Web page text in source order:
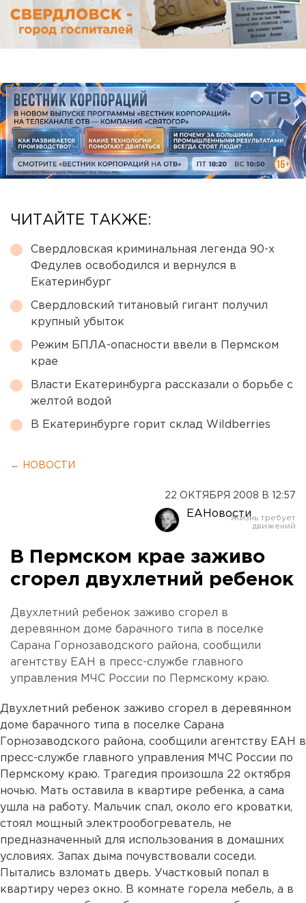
ЧИТАЙТЕ ТАКЖЕ:
Свердловская криминальная легенда 90-х
Федулев освободился и вернулся в
Екатеринбург
Свердловский титановый гигант получил
крупный убыток
Режим БПЛА-опасности ввели в Пермском
крае
Власти Екатеринбурга рассказали о борьбе с
желтой водой
В Екатеринбурге горит склад Wildberries
← НОВОСТИ
22 ОКТЯБРЯ 2008 В 12:57
ЕАНовости
В Пермском крае заживо
сгорел двухлетний ребенок
Двухлетний ребенок заживо сгорел в
деревянном доме барачного типа в поселке
Сарана Горнозаводского района, сообщили
агентству ЕАН в пресс-службе главного
управления МЧС России по Пермскому краю.
Двухлетний ребенок заживо сгорел в деревянном
доме барачного типа в поселке Сарана
Горнозаводского района, сообщили агентству ЕАН в
пресс-службе главного управления МЧС России по
Пермскому краю. Трагедия произошла 22 октября
ночью. Мать оставила в квартире ребенка, а сама
ушла на работу. Мальчик спал, около его кроватки,
стоял мощный электрообогреватель, не
предназначенный для использования в домашних
условиях. Запах дыма почувствовали соседи.
Пытались взломать дверь. Участковый попал в
квартиру через окно. В комнате горела мебель, а в